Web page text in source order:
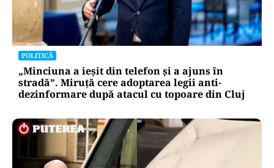
POLITICĂ
„Minciuna a ieșit din telefon și a ajuns în
stradă”. Miruță cere adoptarea legii anti-
dezinformare după atacul cu topoare din Cluj